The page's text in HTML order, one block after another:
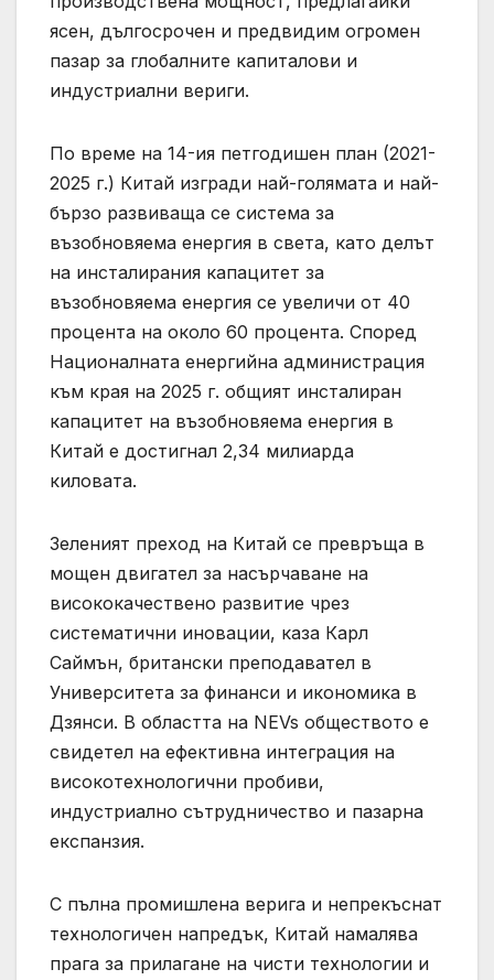
ясен, дългосрочен и предвидим огромен
пазар за глобалните капиталови и
индустриални вериги.
По време на 14-ия петгодишен план (2021-
2025 г.) Китай изгради най-голямата и най-
бързо развиваща се система за
възобновяема енергия в света, като делът
на инсталирания капацитет за
възобновяема енергия се увеличи от 40
процента на около 60 процента. Според
Националната енергийна администрация
към края на 2025 г. общият инсталиран
капацитет на възобновяема енергия в
Китай е достигнал 2,34 милиарда
киловата.
Зеленият преход на Китай се превръща в
мощен двигател за насърчаване на
висококачествено развитие чрез
систематични иновации, каза Карл
Саймън, британски преподавател в
Университета за финанси и икономика в
Дзянси. В областта на NEVs обществото е
свидетел на ефективна интеграция на
високотехнологични пробиви,
индустриално сътрудничество и пазарна
експанзия.
С пълна промишлена верига и непрекъснат
технологичен напредък, Китай намалява
прага за прилагане на чисти технологии и